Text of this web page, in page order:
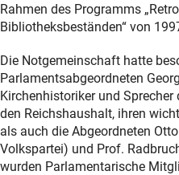
Rahmen des Programms
Bibliotheksbeständen“ von
Die Notgemeinschaft hatte
Parlamentsabgeordneten
Kirchenhistoriker und
den Reichshaushalt, ihren
als auch die Abgeordneten
Volkspartei) und Prof.
wurden Parlamentarische